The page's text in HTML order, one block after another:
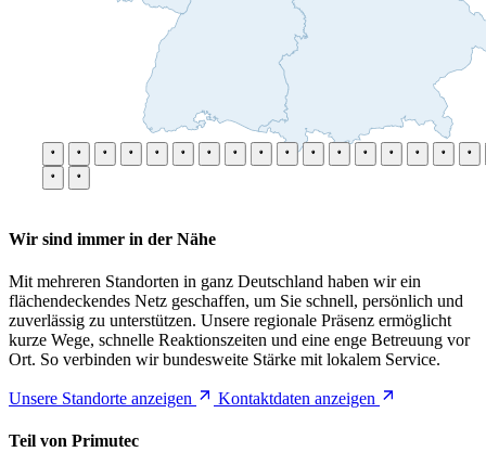
Wir sind immer in der Nähe
Mit mehreren Standorten in ganz Deutschland haben wir ein
flächendeckendes Netz geschaffen, um Sie schnell, persönlich und
zuverlässig zu unterstützen. Unsere regionale Präsenz ermöglicht
kurze Wege, schnelle Reaktionszeiten und eine enge Betreuung vor
Ort. So verbinden wir bundesweite Stärke mit lokalem Service.
Unsere Standorte anzeigen Kontaktdaten anzeigen
Teil von Primutec